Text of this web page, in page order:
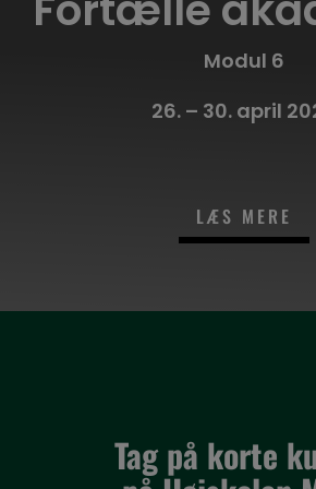
Modul 6
26. – 30. april
LÆS MERE
Tag på korte